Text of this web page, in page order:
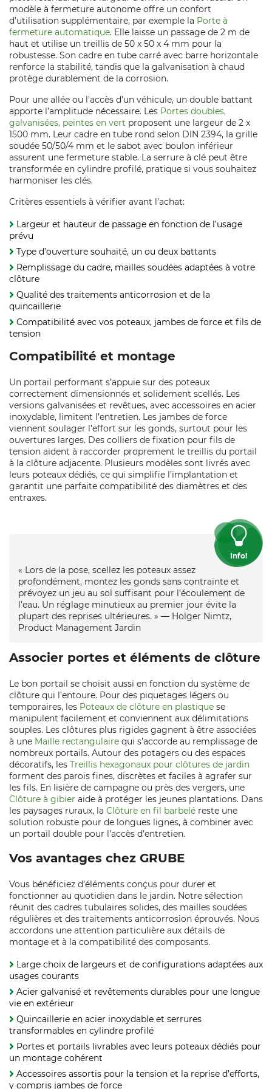
modèle à fermeture autonome offre un confort
d’utilisation supplémentaire, par exemple la Porte à
fermeture automatique. Elle laisse un passage de 2 m de
haut et utilise un treillis de 50 x 50 x 4 mm pour la
robustesse. Son cadre en tube carré avec barre horizontale
renforce la stabilité, tandis que la galvanisation à chaud
protège durablement de la corrosion.
Pour une allée ou l’accès d’un véhicule, un double battant
apporte l’amplitude nécessaire. Les Portes doubles,
galvanisées, peintes en vert proposent une largeur de 2 x
1500 mm. Leur cadre en tube rond selon DIN 2394, la grille
soudée 50/50/4 mm et le sabot avec boulon inférieur
assurent une fermeture stable. La serrure à clé peut être
transformée en cylindre profilé, pratique si vous souhaitez
harmoniser les clés.
Critères essentiels à vérifier avant l’achat:
Largeur et hauteur de passage en fonction de l’usage
prévu
Type d’ouverture souhaité, un ou deux battants
Remplissage du cadre, mailles soudées adaptées à votre
clôture
Qualité des traitements anticorrosion et de la
quincaillerie
Compatibilité avec vos poteaux, jambes de force et fils de
tension
Compatibilité et montage
Un portail performant s’appuie sur des poteaux
correctement dimensionnés et solidement scellés. Les
versions galvanisées et revêtues, avec accessoires en acier
inoxydable, limitent l’entretien. Les jambes de force
viennent soulager l’effort sur les gonds, surtout pour les
ouvertures larges. Des colliers de fixation pour fils de
tension aident à raccorder proprement le treillis du portail
à la clôture adjacente. Plusieurs modèles sont livrés avec
leurs poteaux dédiés, ce qui simplifie l’implantation et
garantit une parfaite compatibilité des diamètres et des
entraxes.
Info!
« Lors de la pose, scellez les poteaux assez
profondément, montez les gonds sans contrainte et
prévoyez un jeu au sol suffisant pour l’écoulement de
l’eau. Un réglage minutieux au premier jour évite la
plupart des reprises ultérieures. » — Holger Nimtz,
Product Management Jardin
Associer portes et éléments de clôture
Le bon portail se choisit aussi en fonction du système de
clôture qui l’entoure. Pour des piquetages légers ou
temporaires, les Poteaux de clôture en plastique se
manipulent facilement et conviennent aux délimitations
souples. Les clôtures plus rigides gagnent à être associées
à une Maille rectangulaire qui s’accorde au remplissage de
nombreux portails. Autour des potagers ou des espaces
décoratifs, les Treillis hexagonaux pour clôtures de jardin
forment des parois fines, discrètes et faciles à agrafer sur
les fils. En lisière de campagne ou près des vergers, une
Clôture à gibier aide à protéger les jeunes plantations. Dans
les paysages ruraux, la Clôture en fil barbelé reste une
solution robuste pour de longues lignes, à combiner avec
un portail double pour l’accès d’entretien.
Vos avantages chez GRUBE
Vous bénéficiez d’éléments conçus pour durer et
fonctionner au quotidien dans le jardin. Notre sélection
réunit des cadres tubulaires solides, des mailles soudées
régulières et des traitements anticorrosion éprouvés. Nous
accordons une attention particulière aux détails de
montage et à la compatibilité des composants.
Large choix de largeurs et de configurations adaptées aux
usages courants
Acier galvanisé et revêtements durables pour une longue
vie en extérieur
Quincaillerie en acier inoxydable et serrures
transformables en cylindre profilé
Portes et portails livrables avec leurs poteaux dédiés pour
un montage cohérent
Accessoires assortis pour la tension et la reprise d’efforts,
y compris jambes de force